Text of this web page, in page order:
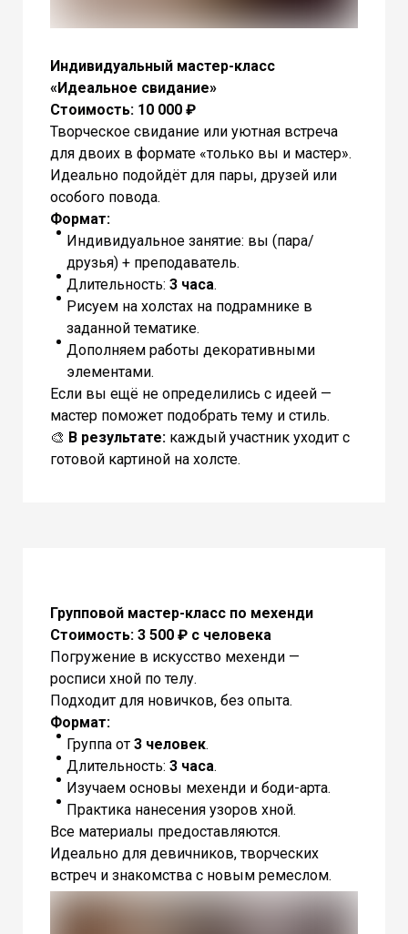
Индивидуальный мастер-класс
«Идеальное свидание»
Стоимость: 10 000 ₽
Творческое свидание или уютная встреча
для двоих в формате «только вы и мастер».
Идеально подойдёт для пары, друзей или
особого повода.
Формат:
Индивидуальное занятие: вы (пара/
друзья) + преподаватель.
Длительность: 3 часа.
Рисуем на холстах на подрамнике в
заданной тематике.
Дополняем работы декоративными
элементами.
Если вы ещё не определились с идеей —
мастер поможет подобрать тему и стиль.
🎨 В результате: каждый участник уходит с
готовой картиной на холсте.
Групповой мастер-класс по мехенди
Стоимость: 3 500 ₽ с человека
Погружение в искусство мехенди —
росписи хной по телу.
Подходит для новичков, без опыта.
Формат:
Группа от 3 человек.
Длительность: 3 часа.
Изучаем основы мехенди и боди-арта.
Практика нанесения узоров хной.
Все материалы предоставляются.
Идеально для девичников, творческих
встреч и знакомства с новым ремеслом.